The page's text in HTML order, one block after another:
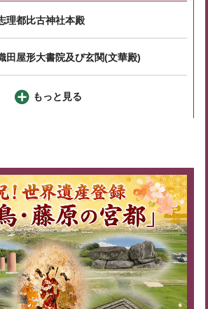
理都比古神社本殿
田屋形大書院及び玄関(文華殿)
もっと見る